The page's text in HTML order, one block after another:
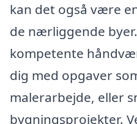
kan det også være
de nærliggende
kompetente
dig med opgaver
malerarbejde, eller
bygningsprojekter.